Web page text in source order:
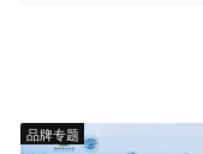
品牌专题